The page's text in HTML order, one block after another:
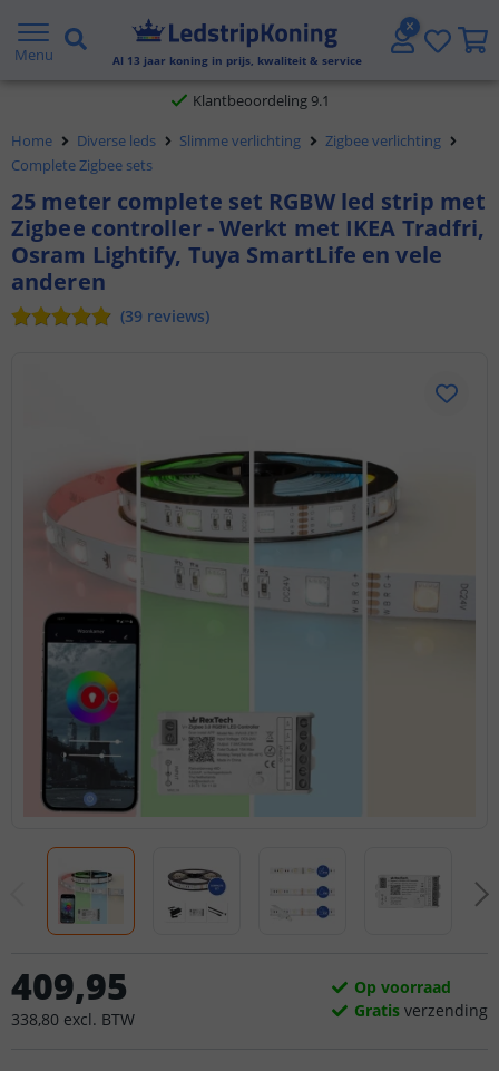
Menu Al 13 jaar koning in prijs, kwaliteit & service
Gratis verzending vanaf € 20,- NL en BE
Klantbeoordeling 9.1
Voor 23:45 uur besteld,morgen in huis
Home Diverse leds Slimme verlichting
Zigbee verlichting
Complete Zigbee sets
25 meter complete set RGBW led strip met
Zigbee controller - Werkt met IKEA Tradfri,
Osram Lightify, Tuya SmartLife en vele
anderen
(39 reviews)
409,95
338,80 excl. BTW
Op voorraad
Gratis verzending